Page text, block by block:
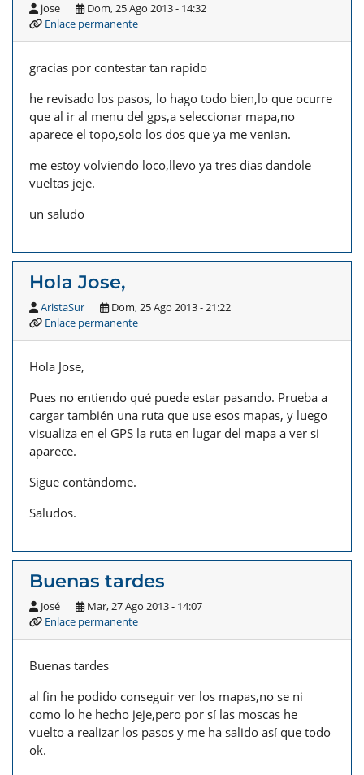
jose
Dom, 25 Ago 2013 - 14:32
Enlace permanente
gracias por contestar tan rapido
he revisado los pasos, lo hago todo bien,lo que ocurre
que al ir al menu del gps,a seleccionar mapa,no
aparece el topo,solo los dos que ya me venian.
me estoy volviendo loco,llevo ya tres dias dandole
vueltas jeje.
un saludo
Hola Jose,
AristaSur
Dom, 25 Ago 2013 - 21:22
Enlace permanente
Hola Jose,
Pues no entiendo qué puede estar pasando. Prueba a
cargar también una ruta que use esos mapas, y luego
visualiza en el GPS la ruta en lugar del mapa a ver si
aparece.
Sigue contándome.
Saludos.
Buenas tardes
José
Mar, 27 Ago 2013 - 14:07
Enlace permanente
Buenas tardes
al fin he podido conseguir ver los mapas,no se ni
como lo he hecho jeje,pero por sí las moscas he
vuelto a realizar los pasos y me ha salido así que todo
ok.